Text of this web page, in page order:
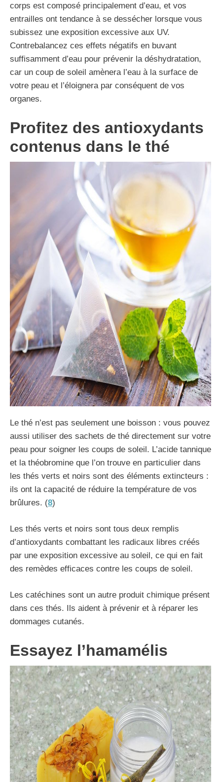
corps est composé principalement d’eau, et vos
entrailles ont tendance à se dessécher lorsque vous
subissez une exposition excessive aux UV.
Contrebalancez ces effets négatifs en buvant
suffisamment d’eau pour prévenir la déshydratation,
car un coup de soleil amènera l’eau à la surface de
votre peau et l’éloignera par conséquent de vos
organes.
Profitez des antioxydants
contenus dans le thé
Le thé n’est pas seulement une boisson : vous pouvez
aussi utiliser des sachets de thé directement sur votre
peau pour soigner les coups de soleil. L’acide tannique
et la théobromine que l’on trouve en particulier dans
les thés verts et noirs sont des éléments extincteurs :
ils ont la capacité de réduire la température de vos
brûlures. (8)
Les thés verts et noirs sont tous deux remplis
d’antioxydants combattant les radicaux libres créés
par une exposition excessive au soleil, ce qui en fait
des remèdes efficaces contre les coups de soleil.
Les catéchines sont un autre produit chimique présent
dans ces thés. Ils aident à prévenir et à réparer les
dommages cutanés.
Essayez l’hamamélis